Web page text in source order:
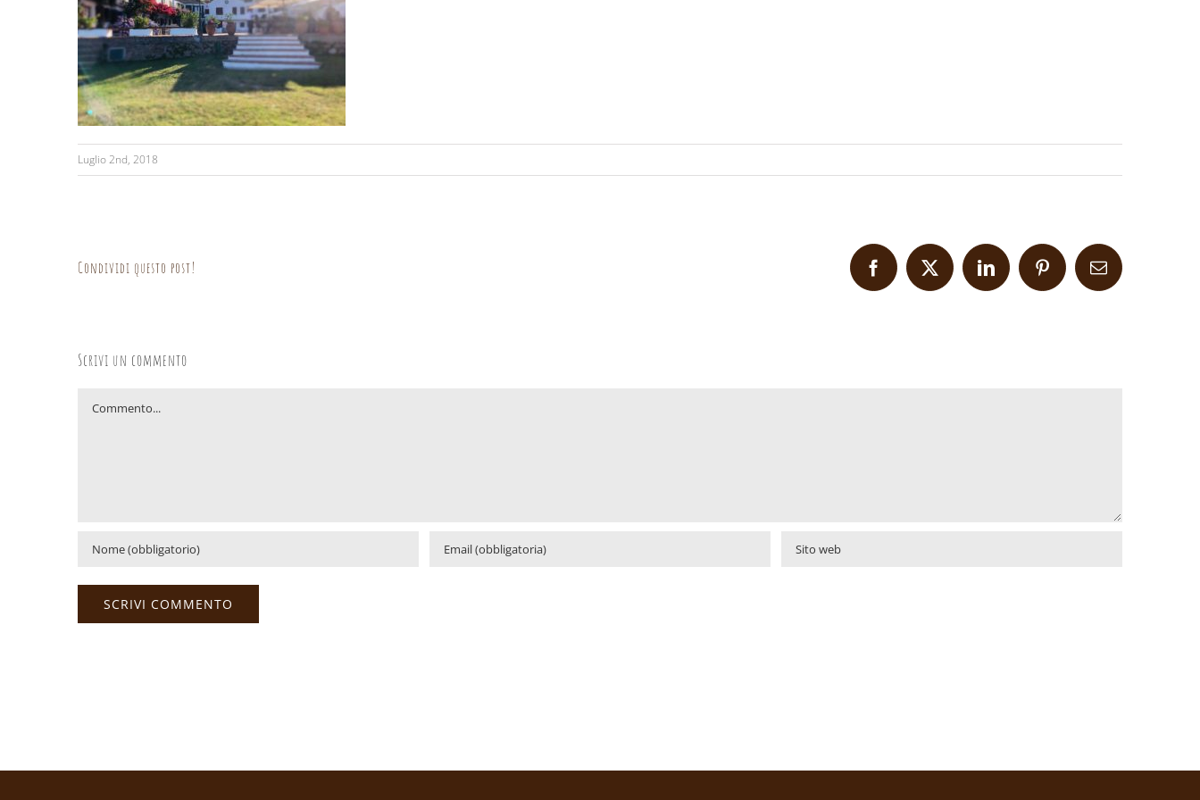
Luglio 2nd, 2018
Condividi questo post! Facebook
X LinkedInPinterestEmail
Scrivi un commento